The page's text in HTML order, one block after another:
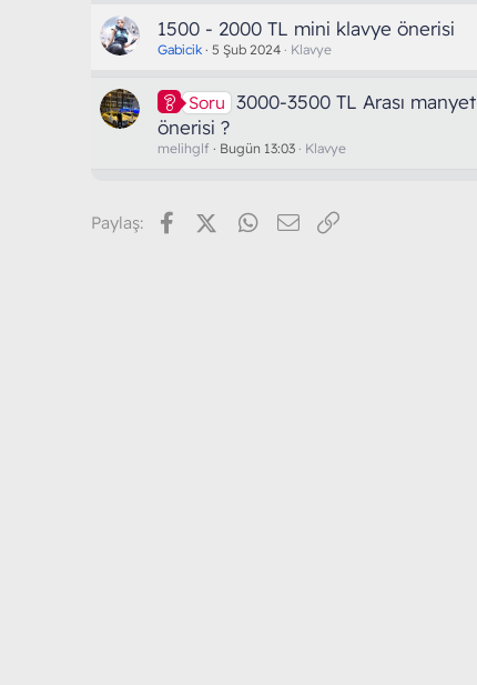
1500 - 2000 TL mini klavye önerisi
Gabicik 5 Şub 2024 Klavye
Soru 3000-3500 TL Arası
önerisi ?
melihglf Bugün 13:03 Klavye
Paylaş: FacebookX (Twitter)WhatsApp
E-posta